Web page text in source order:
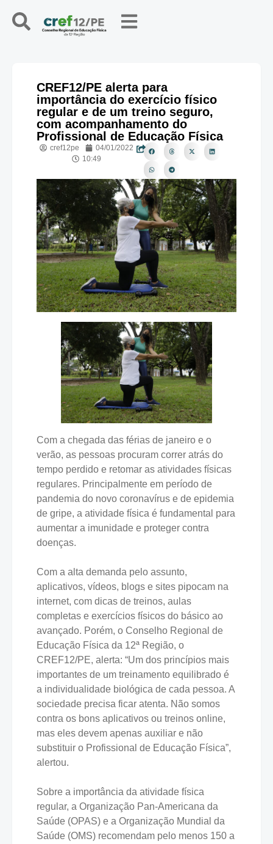
CREF12/PE alerta para
importância do exercício físico
regular e de um treino seguro,
com acompanhamento do
Profissional de Educação Física
cref12pe
04/01/2022
10:49
Com a chegada das férias de janeiro e o
verão, as pessoas procuram correr atrás do
tempo perdido e retomar as atividades físicas
regulares. Principalmente em período de
pandemia do novo coronavírus e de epidemia
de gripe, a atividade física é fundamental para
aumentar a imunidade e proteger contra
doenças.
Com a alta demanda pelo assunto,
aplicativos, vídeos, blogs e sites pipocam na
internet, com dicas de treinos, aulas
completas e exercícios físicos do básico ao
avançado. Porém, o Conselho Regional de
Educação Física da 12ª Região, o
CREF12/PE, alerta: “Um dos princípios mais
importantes de um treinamento equilibrado é
a individualidade biológica de cada pessoa. A
sociedade precisa ficar atenta. Não somos
contra os bons aplicativos ou treinos online,
mas eles devem apenas auxiliar e não
substituir o Profissional de Educação Física”,
alertou.
Sobre a importância da atividade física
regular, a Organização Pan-Americana da
Saúde (OPAS) e a Organização Mundial da
Saúde (OMS) recomendam pelo menos 150 a